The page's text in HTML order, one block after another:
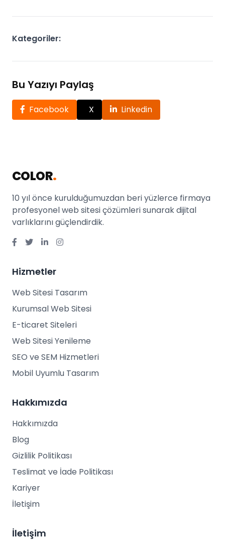
Kategoriler:
Bu Yazıyı Paylaş
Facebook X Linkedin
COLOR.
10 yıl önce kurulduğumuzdan beri yüzlerce firmaya
profesyonel web sitesi çözümleri sunarak dijital
varlıklarını güçlendirdik.
Hizmetler
Web Sitesi Tasarım
Kurumsal Web Sitesi
E-ticaret Siteleri
Web Sitesi Yenileme
SEO ve SEM Hizmetleri
Mobil Uyumlu Tasarım
Hakkımızda
Hakkımızda
Blog
Gizlilik Politikası
Teslimat ve İade Politikası
Kariyer
İletişim
İletişim